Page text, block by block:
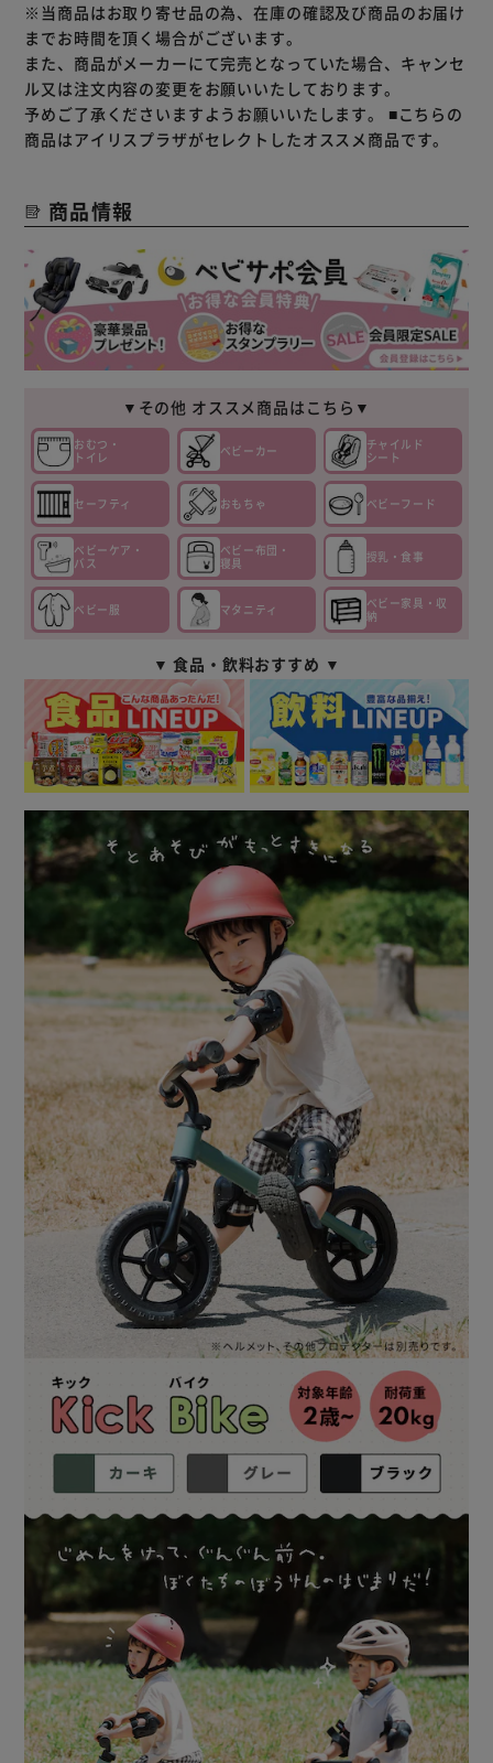
※当商品はお取り寄せ品の為、在庫の確認及び商品のお届け
までお時間を頂く場合がございます。
また、商品がメーカーにて完売となっていた場合、キャンセ
ル又は注文内容の変更をお願いいたしております。
予めご了承くださいますようお願いいたします。 ■こちらの
商品はアイリスプラザがセレクトしたオススメ商品です。
商品情報
▼その他 オススメ商品はこちら▼
おむつ・
トイレ
ベビーカー
チャイルド
シート
セーフティ おもちゃ ベビーフード
ベビーケア・
バス
ベビー布団・
寝具
授乳・食事
ベビー服 マタニティ
ベビー家具・収
納
▼ 食品・飲料おすすめ ▼